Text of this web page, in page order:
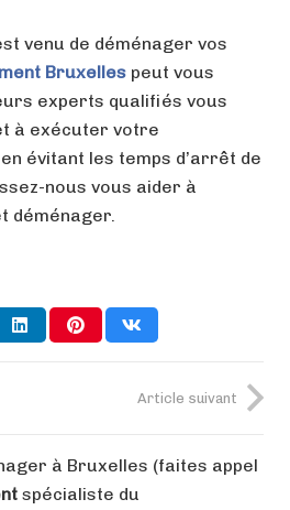
venu de déménager vos
Bruxelles peut vous
experts qualifiés vous
à exécuter votre
évitant les temps d’arrêt de
nous vous aider à
déménager.
Article suivant
à Bruxelles (faites appel
spécialiste du